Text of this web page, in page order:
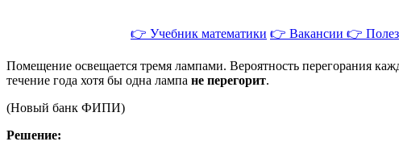
👉 Учебник математики 👉 Вакансии 👉
Помещение освещается тремя лампами. Вероятность перегорания
течение года хотя бы одна лампа не перегорит.
(Новый банк ФИПИ)
Решение: